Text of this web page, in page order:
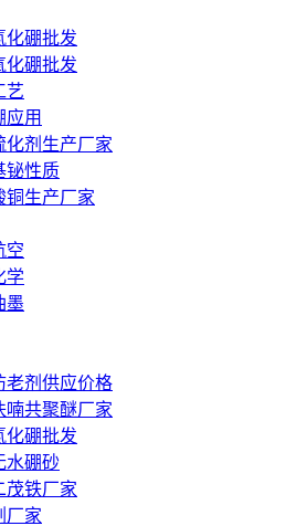
化硼批发
化硼批发
艺
应用
化剂生产厂家
铋性质
铜生产厂家
空
学
墨
老剂供应价格
喃共聚醚厂家
化硼批发
水硼砂
茂铁厂家
厂家